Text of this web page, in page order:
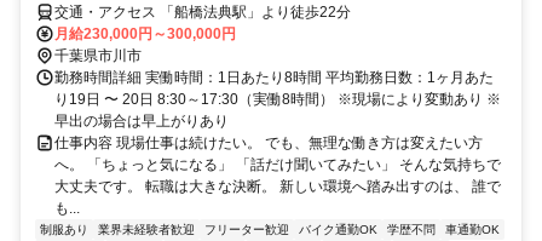
交通・アクセス 「船橋法典駅」より徒歩22分
月給230,000円～300,000円
千葉県市川市
勤務時間詳細 実働時間：1日あたり8時間 平均勤務日数：1ヶ月あた
り19日 〜 20日 8:30～17:30（実働8時間） ※現場により変動あり ※
早出の場合は早上がりあり
仕事内容 現場仕事は続けたい。 でも、無理な働き方は変えたい方
へ。 「ちょっと気になる」 「話だけ聞いてみたい」 そんな気持ちで
大丈夫です。 転職は大きな決断。 新しい環境へ踏み出すのは、 誰で
も...
制服あり 業界未経験者歓迎 フリーター歓迎 バイク通勤OK 学歴不問
車通勤OK